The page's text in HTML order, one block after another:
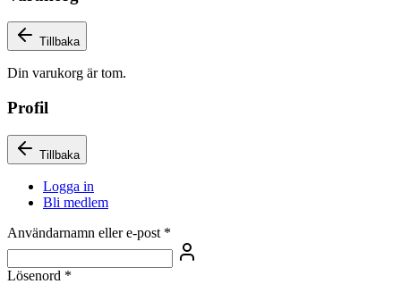
Tillbaka
Din varukorg är tom.
Profil
Tillbaka
Logga in
Bli medlem
Användarnamn eller e-post *
Lösenord *